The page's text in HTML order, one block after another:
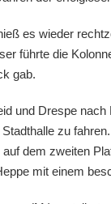
es wieder
führte die
gab.
und Drespe
zu
dem zweiten
mit einem